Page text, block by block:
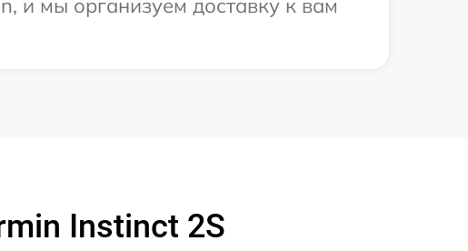
и мы организуем доставку к вам
Instinct 2S